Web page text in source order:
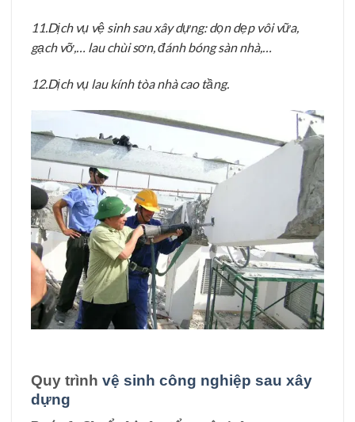
11.Dịch vụ vệ sinh sau xây dựng: dọn dẹp vôi vữa,
gạch vỡ,… lau chùi sơn, đánh bóng sàn nhà,…
12.Dịch vụ lau kính tòa nhà cao tầng.
Quy trình vệ sinh công nghiệp sau xây
dựng